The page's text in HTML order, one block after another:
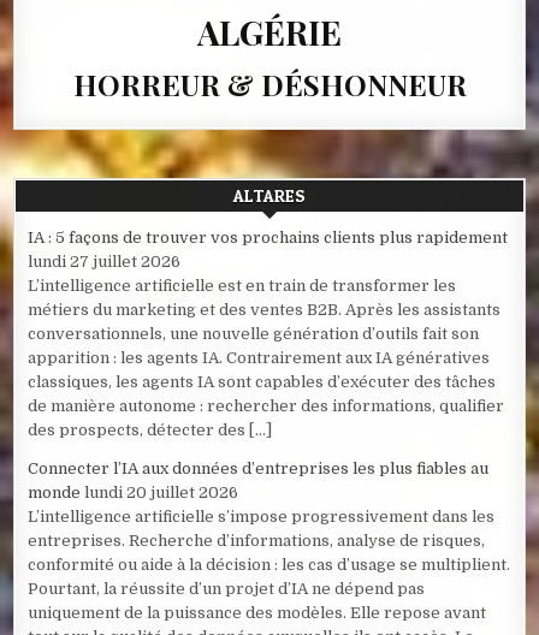
ALGÉRIE
HORREUR & DÉSHONNEUR
ALTARES
IA : 5 façons de trouver vos prochains clients plus rapidement
lundi 27 juillet 2026
L’intelligence artificielle est en train de transformer les
métiers du marketing et des ventes B2B. Après les assistants
conversationnels, une nouvelle génération d’outils fait son
apparition : les agents IA. Contrairement aux IA génératives
classiques, les agents IA sont capables d’exécuter des tâches
de manière autonome : rechercher des informations, qualifier
des prospects, détecter des […]
Connecter l’IA aux données d’entreprises les plus fiables au
monde lundi 20 juillet 2026
L’intelligence artificielle s’impose progressivement dans les
entreprises. Recherche d’informations, analyse de risques,
conformité ou aide à la décision : les cas d’usage se multiplient.
Pourtant, la réussite d’un projet d’IA ne dépend pas
uniquement de la puissance des modèles. Elle repose avant